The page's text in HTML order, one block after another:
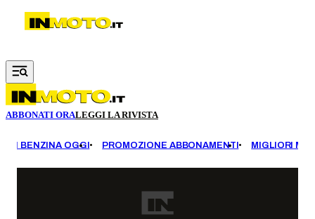
Vai al contenuto principale
ABBONATI ORALEGGI LA RIVISTA
BENZINA OGGI PROMOZIONE ABBONAMENTI MIGLIORI